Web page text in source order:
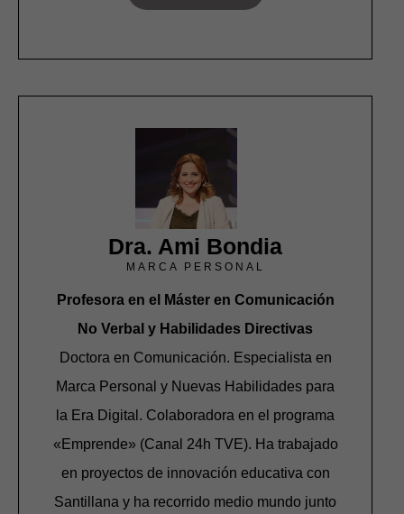
Dra. Ami Bondia
MARCA PERSONAL
Profesora en el Máster en Comunicación
No Verbal y Habilidades Directivas
Doctora en Comunicación. Especialista en
Marca Personal y Nuevas Habilidades para
la Era Digital. Colaboradora en el programa
«Emprende» (Canal 24h TVE). Ha trabajado
en proyectos de innovación educativa con
Santillana y ha recorrido medio mundo junto